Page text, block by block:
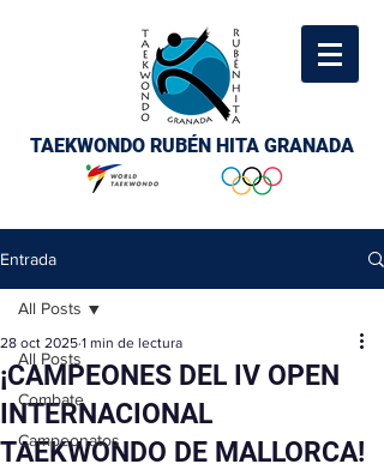
TAEKWONDO RUBÉN HITA GRANADA
Entrada
All Posts
Combate
Campeonatos
All Posts
¡CAMPEONES DEL IV OPEN
INTERNACIONAL
TAEKWONDO DE MALLORCA!
28 oct 2025 1 min de lectura